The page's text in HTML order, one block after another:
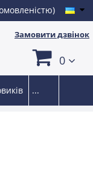
Замовити дзвінок
0
...